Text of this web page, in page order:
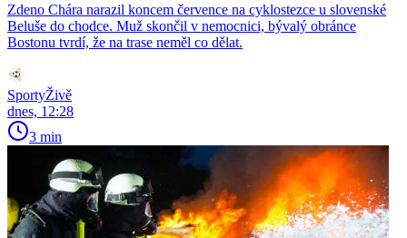
Zdeno Chára narazil koncem července na cyklostezce u slovenské
Beluše do chodce. Muž skončil v nemocnici, bývalý obránce
Bostonu tvrdí, že na trase neměl co dělat.
SportyŽivě
dnes, 12:28
3 min